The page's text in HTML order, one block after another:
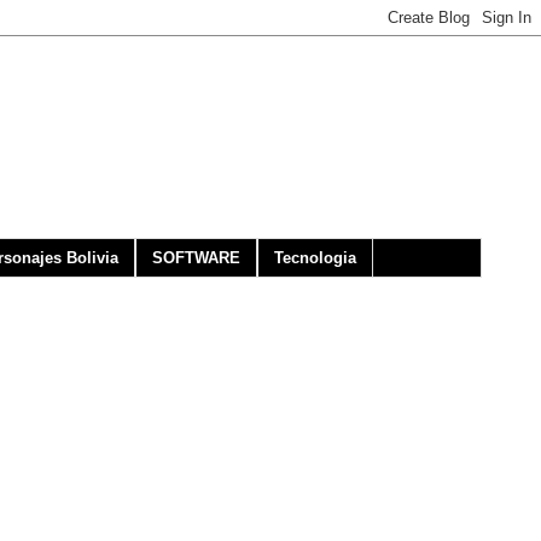
Bolivia SOFTWARE Tecnologia